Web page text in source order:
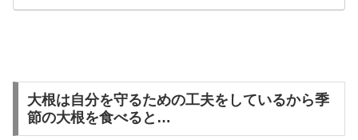
大根は自分を守るための工夫をしているから季
節の大根を食べると…